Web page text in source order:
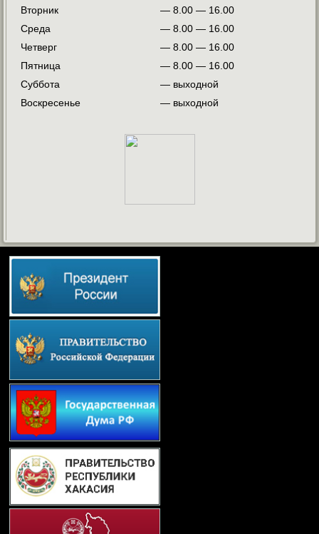
Вторник
— 8.00 — 16.00
Среда
— 8.00 — 16.00
Четверг
— 8.00 — 16.00
Пятница
— 8.00 — 16.00
Суббота
— выходной
Воскресенье
— выходной